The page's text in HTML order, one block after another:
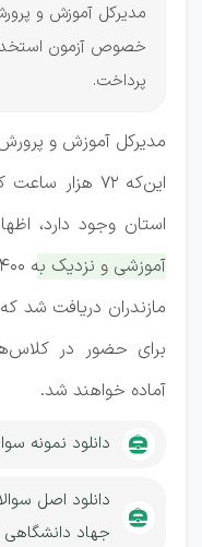
مدیرکل آموزش و
پرداخت.
مدیرکل آموزش و پرورش
این‌که ۷۲
استان وجود دارد،
مازندران دریافت شد
برای حضور در
آماده خواهند شد.
دانلود نمونه
دانلود اصل
جهاد دانشگاهی